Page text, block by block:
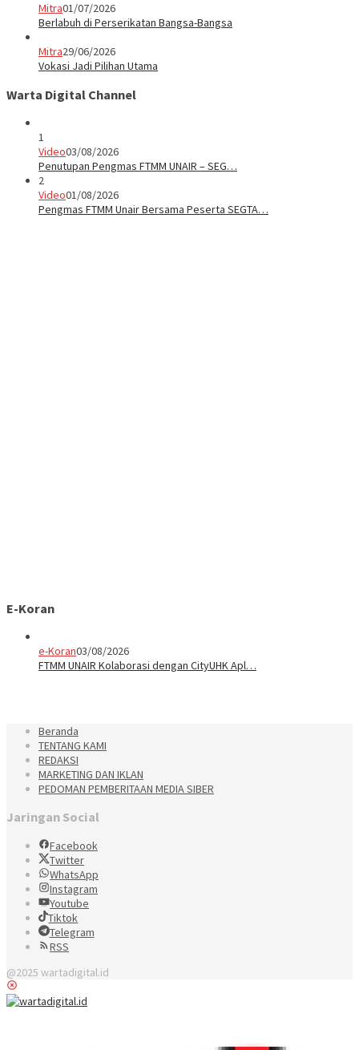
Mitra01/07/2026
Berlabuh di Perserikatan Bangsa-Bangsa
Mitra29/06/2026
Vokasi Jadi Pilihan Utama
Warta Digital Channel
1
Video03/08/2026
Penutupan Pengmas FTMM UNAIR – SEG…
2
Video01/08/2026
Pengmas FTMM Unair Bersama Peserta SEGTA…
E-Koran
e-Koran03/08/2026
FTMM UNAIR Kolaborasi dengan CityUHK Apl…
Beranda
TENTANG KAMI
REDAKSI
MARKETING DAN IKLAN
PEDOMAN PEMBERITAAN MEDIA SIBER
Jaringan Social
Facebook
Twitter
WhatsApp
Instagram
Youtube
Tiktok
Telegram
RSS
@2025 wartadigital.id